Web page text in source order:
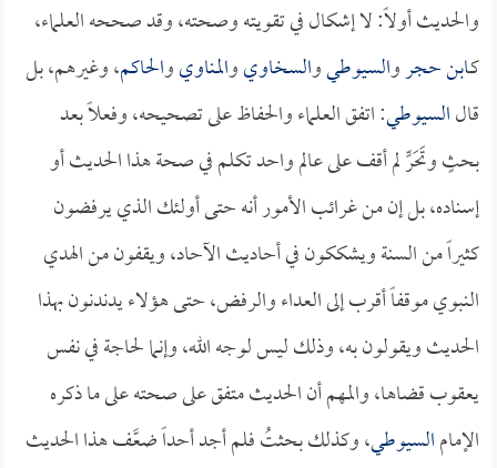
والحديث أولاً: لا إشكال في تقويته وصحته، وقد صححه العلماء،
كـابن حجروالسيوطيوالسخاويوالمناويوالحاكم، وغيرهم، بل
قالالسيوطي: اتفق العلماء والحفاظ على تصحيحه، وفعلاً بعد
بحثٍ وتَحَرٍّ لم أقف على عالم واحد تكلم في صحة هذا الحديث أو
إسناده، بل إن من غرائب الأمور أنه حتى أولئك الذي يرفضون
كثيراً من السنة ويشككون في أحاديث الآحاد، ويقفون من الهدي
النبوي موقفاً أقرب إلى العداء والرفض، حتى هؤلاء يدندنون بهذا
الحديث ويقولون به، وذلك ليس لوجه الله، وإنما لحاجة في نفس
يعقوب قضاها، والمهم أن الحديث متفق على صحته على ما ذكره
الإمامالسيوطي، وكذلك بحثتُ فلم أجد أحداً ضعَّف هذا الحديث